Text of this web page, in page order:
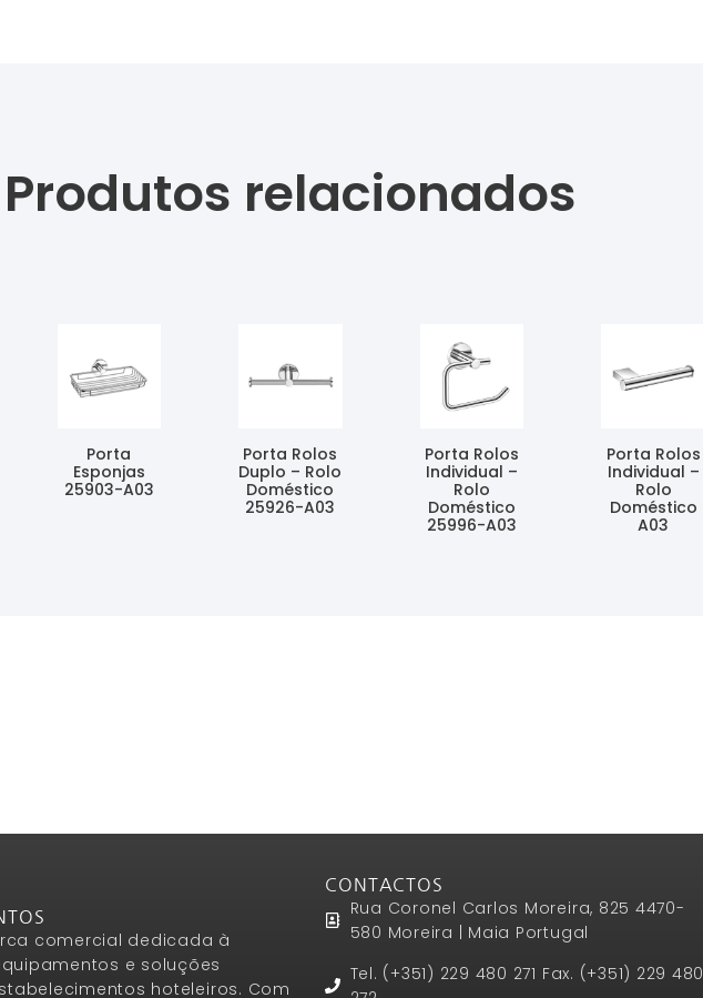
Produtos relacionados
Porta
Esponjas
25903-A03
Porta Rolos
Duplo – Rolo
Doméstico
25926-A03
Porta Rolos
Individual –
Rolo
Doméstico
25996-A03
Porta Rolos
Individual –
Rolo
Doméstico
A03
comercial dedicada à
e soluções
hoteleiros. Com
CONTACTOS
Rua Coronel Carlos Moreira, 825 4470-
580 Moreira | Maia Portugal
Tel. (+351) 229 480 271 Fax. (+351) 229 480